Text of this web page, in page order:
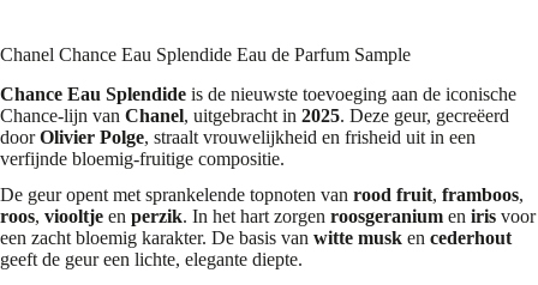
Chanel Chance Eau Splendide Eau de Parfum Sample
Chance Eau Splendide is de nieuwste toevoeging aan de iconische
Chance-lijn van Chanel, uitgebracht in 2025. Deze geur, gecreëerd
doorOlivier Polge, straalt vrouwelijkheid en frisheid uit in een
verfijnde bloemig-fruitige compositie.
De geur opent met sprankelende topnoten van rood fruit, framboos,
roos, viooltje en perzik. In het hart zorgen roosgeranium en iris voor
een zacht bloemig karakter. De basis van witte musk en cederhout
geeft de geur een lichte, elegante diepte.